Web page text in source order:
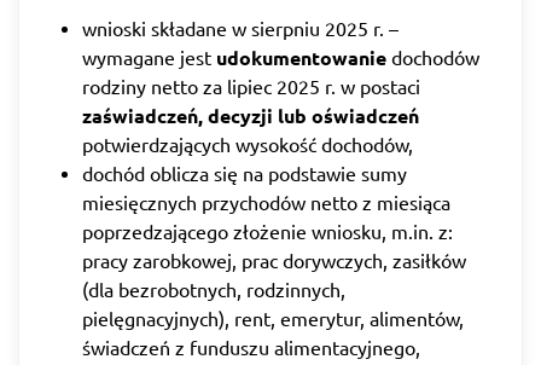
wnioski składane w sierpniu 2025 r. –
wymagane jest udokumentowanie dochodów
rodziny netto za lipiec 2025 r. w postaci
zaświadczeń, decyzji lub oświadczeń
potwierdzających wysokość dochodów,
dochód oblicza się na podstawie sumy
miesięcznych przychodów netto z miesiąca
poprzedzającego złożenie wniosku, m.in. z:
pracy zarobkowej, prac dorywczych, zasiłków
(dla bezrobotnych, rodzinnych,
pielęgnacyjnych), rent, emerytur, alimentów,
świadczeń z funduszu alimentacyjnego,